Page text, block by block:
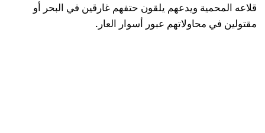
قلاعه المحمية ويدعهم يلقون حتفهم غارقين في البحر أو
مقتولين في محاولاتهم عبور أسوار العار.